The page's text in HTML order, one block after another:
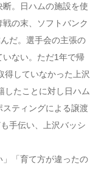
。日ハムの施設を使
の末、ソフトバンク
だ。選手会の主張の
ない。ただ1年で帰
得していなかった上沢
したことに対し日ハム
ティングによる譲渡
手伝い、上沢バッシ
「育て方が違ったの